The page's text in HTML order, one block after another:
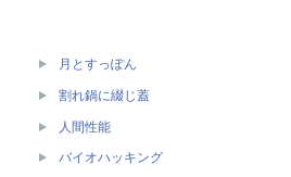
月とすっぽん
割れ鍋に綴じ蓋
人間性能
バイオハッキング